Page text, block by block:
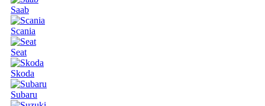
Saab
Scania
Seat
Skoda
Subaru